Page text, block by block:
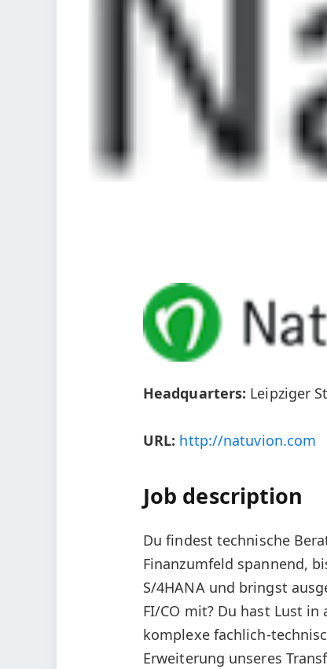
Headquarters: Leipziger
URL: http://natuvion.com
Job description
Du findest technische
Finanzumfeld spannend,
S/4HANA und bringst
FI/CO mit? Du hast Lust
komplexe fachlich-
Erweiterung unseres